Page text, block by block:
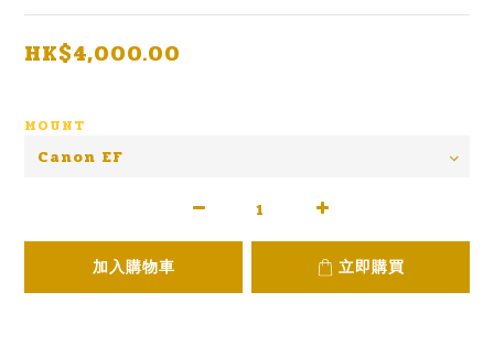
HK$4,000.00
MOUNT
加入購物車 立即購買